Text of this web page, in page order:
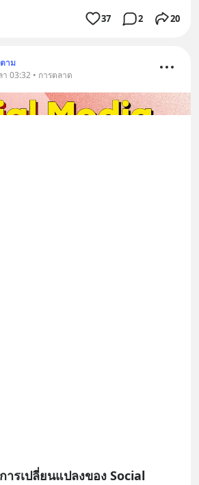
37 2 20
าม
03:32 • การตลาด
รเปลี่ยนแปลงของ Social